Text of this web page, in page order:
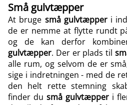
Små gulvtæpper
At bruge små gulvtæpperi
de er nemme at flytte rundt
og de kan derfor
gulvtæpper. Der er plads til
alle rum, og selvom de er
sige i indretningen - med de
den helt rette stemning
finder du små gulvtæpper i